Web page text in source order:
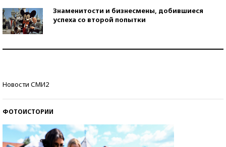
Знаменитости и бизнесмены, добившиеся
успеха со второй попытки
Новости СМИ2
ФОТОИСТОРИИ